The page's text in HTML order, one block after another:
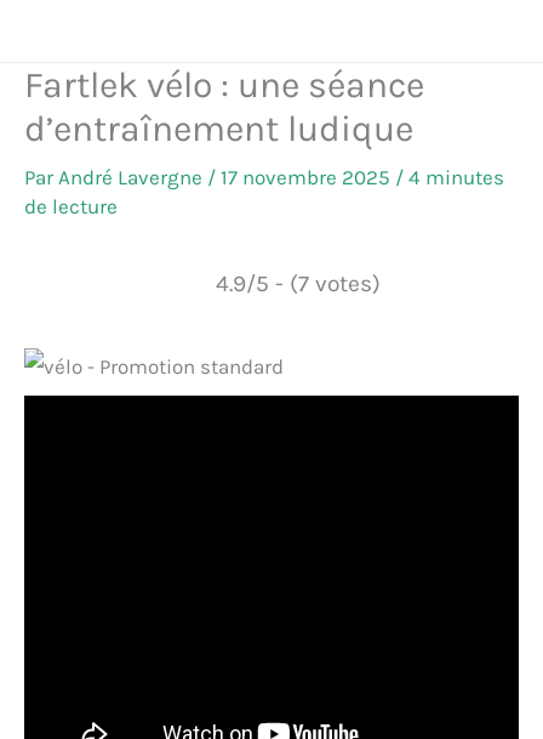
Fartlek vélo : une séance
d’entraînement ludique
ParAndré Lavergne / 17 novembre 2025 / 4 minutes
de lecture
4.9/5 - (7 votes)